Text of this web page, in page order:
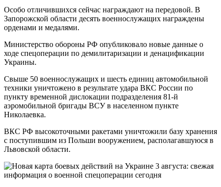
Особо отличившихся сейчас награждают на передовой. В
Запорожской области десять военнослужащих награждены
орденами и медалями.
Министерство обороны РФ опубликовало новые данные о
ходе спецоперации по демилитаризации и денацификации
Украины.
Свыше 50 военнослужащих и шесть единиц автомобильной
техники уничтожено в результате удара ВКС России по
пункту временной дислокации подразделения 81-й
аэромобильной бригады ВСУ в населенном пункте
Николаевка.
ВКС РФ высокоточными ракетами уничтожили базу хранения
с поступившим из Польши вооружением, располагавшуюся в
Львовской области.